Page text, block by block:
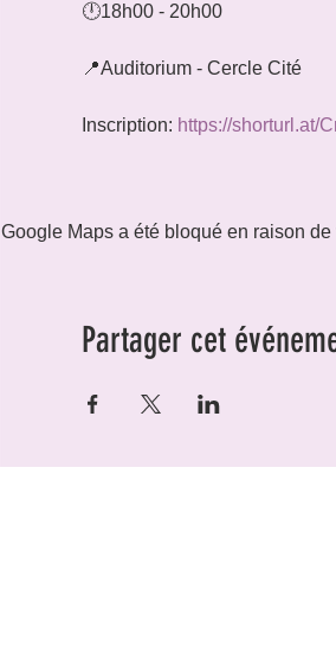
🕛18h00 - 20h00
📍Auditorium - Cercle Cité
Inscription: https://shorturl.at/
Google Maps a été bloqué en raison
Partager cet